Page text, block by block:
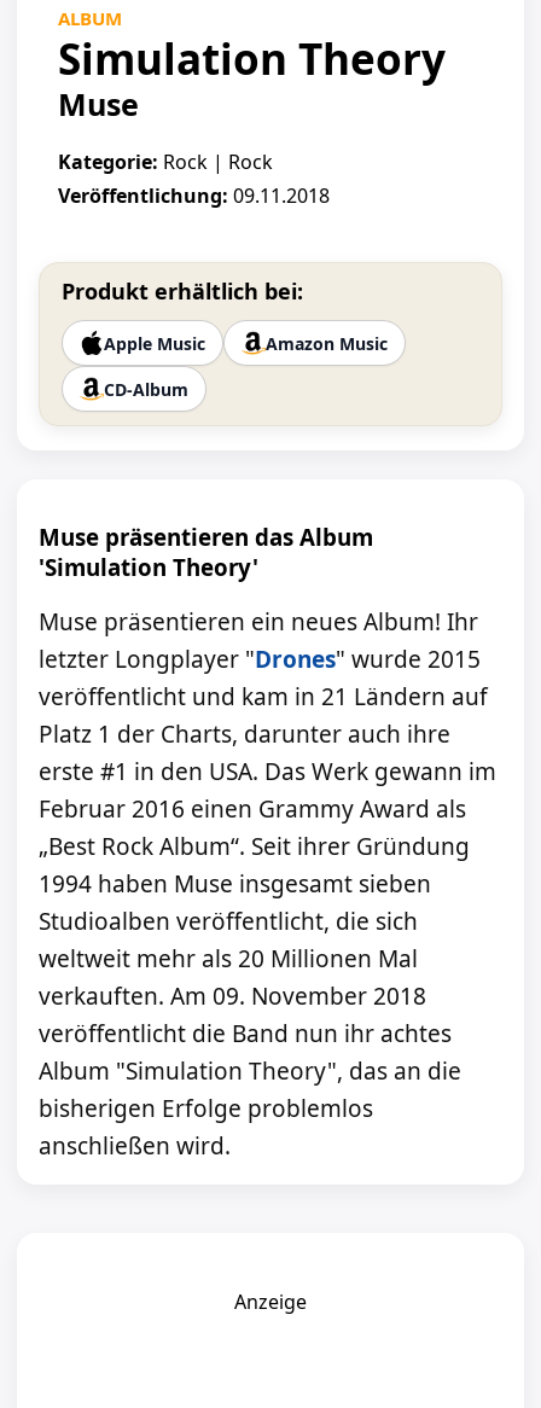
ALBUM
Simulation Theory
Muse
Kategorie: Rock | Rock
Veröffentlichung: 09.11.2018
Produkt erhältlich bei:
Apple Music
Amazon Music
CD-Album
Muse präsentieren das Album
'Simulation Theory'
Muse präsentieren ein neues Album! Ihr
letzter Longplayer "Drones" wurde 2015
veröffentlicht und kam in 21 Ländern auf
Platz 1 der Charts, darunter auch ihre
erste #1 in den USA. Das Werk gewann im
Februar 2016 einen Grammy Award als
„Best Rock Album“. Seit ihrer Gründung
1994 haben Muse insgesamt sieben
Studioalben veröffentlicht, die sich
weltweit mehr als 20 Millionen Mal
verkauften. Am 09. November 2018
veröffentlicht die Band nun ihr achtes
Album "Simulation Theory", das an die
bisherigen Erfolge problemlos
anschließen wird.
Anzeige